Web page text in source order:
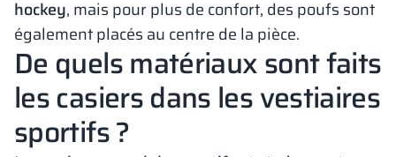
hockey, mais pour plus de confort, des poufs sont
également placés au centre de la pièce.
De quels matériaux sont faits
les casiers dans les vestiaires
sportifs ?